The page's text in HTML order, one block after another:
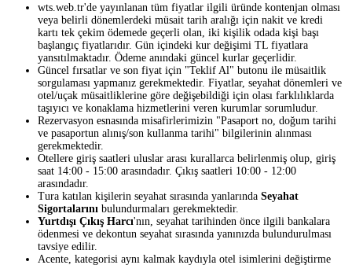
wts.web.tr'de yayınlanan tüm fiyatlar ilgili üründe kontenjan olması
veya belirli dönemlerdeki müsait tarih aralığı için nakit ve kredi
kartı tek çekim ödemede geçerli olan, iki kişilik odada kişi başı
başlangıç fiyatlarıdır. Gün içindeki kur değişimi TL fiyatlara
yansıtılmaktadır. Ödeme anındaki güncel kurlar geçerlidir.
Güncel fırsatlar ve son fiyat için "Teklif Al" butonu ile müsaitlik
sorgulaması yapmanız gerekmektedir. Fiyatlar, seyahat dönemleri ve
otel/uçak müsaitliklerine göre değişebildiği için olası farklılıklarda
taşıyıcı ve konaklama hizmetlerini veren kurumlar sorumludur.
Rezervasyon esnasında misafirlerimizin "Pasaport no, doğum tarihi
ve pasaportun alınış/son kullanma tarihi" bilgilerinin alınması
gerekmektedir.
Otellere giriş saatleri uluslar arası kurallarca belirlenmiş olup, giriş
saat 14:00 - 15:00 arasındadır. Çıkış saatleri 10:00 - 12:00
arasındadır.
Tura katılan kişilerin seyahat sırasında yanlarında Seyahat
Sigortalarını bulundurmaları gerekmektedir.
Yurtdışı Çıkış Harcı'nın, seyahat tarihinden önce ilgili bankalara
ödenmesi ve dekontun seyahat sırasında yanınızda bulundurulması
tavsiye edilir.
Acente, kategorisi aynı kalmak kaydıyla otel isimlerini değiştirme